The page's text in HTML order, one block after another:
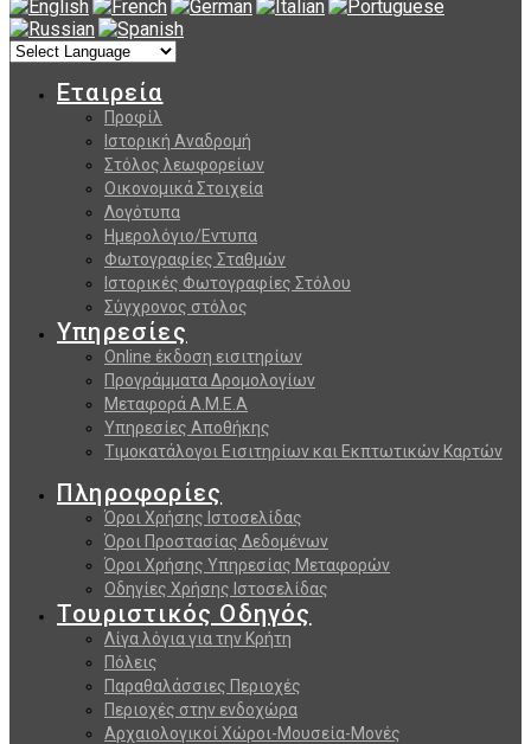
Εταιρεία
Προφίλ
Ιστορική Αναδρομή
Στόλος λεωφορείων
Οικονομικά Στοιχεία
Λογότυπα
Ημερολόγιο/Εντυπα
Φωτογραφίες Σταθμών
Ιστορικές Φωτογραφίες Στόλου
Σύγχρονος στόλος
Υπηρεσίες
Online έκδοση εισιτηρίων
Προγράμματα Δρομολογίων
Μεταφορά Α.Μ.Ε.Α
Υπηρεσίες Αποθήκης
Τιμοκατάλογοι Εισιτηρίων και Εκπτωτικών Καρτών
Πληροφορίες
Όροι Χρήσης Ιστοσελίδας
Όροι Προστασίας Δεδομένων
Όροι Χρήσης Υπηρεσίας Μεταφορών
Οδηγίες Χρήσης Ιστοσελίδας
Τουριστικός Οδηγός
Λίγα λόγια για την Κρήτη
Πόλεις
Παραθαλάσσιες Περιοχές
Περιοχές στην ενδοχώρα
Αρχαιολογικοί Χώροι-Μουσεία-Μονές